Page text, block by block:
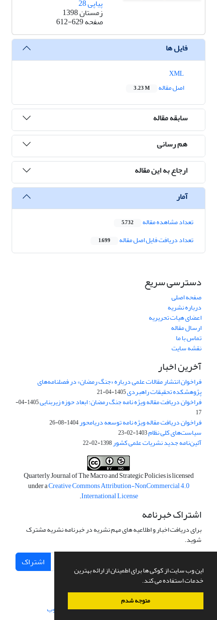
این وب سایت از کوکی ها برای اطمینان از ارائه بهترین
خدمات استفاده می کند.
متوجه شدم
پیاپی 28
زمستان 1398
صفحه612-629
فایل ها
اصل مقاله
3.23 M
سابقه مقاله
هم رسانی
ارجاع به این مقاله
آمار
تعداد مشاهده مقاله 5,732
تعداد دریافت فایل اصل مقاله 1,699
دسترسی سریع
صفحه اصلی
درباره نشریه
اعضای هیات تحریریه
ارسال مقاله
تماس با ما
نقشه سایت
آخرین اخبار
فراخوان انتشار مقالات علمی درباره «جنگ رمضان» در فصلنامه‌های
پژوهشکده تحقیقات راهبردی1405-04-21
فراخوان دریافت مقاله ویژه نامه جنگ رمضان؛ ابعاد حوزه زیربنایی
1405-04-
17
فراخوان دریافت مقاله ویژه نامه توسعه دریامحور1404-08-26
سیاست‌های کلی نظام1403-02-23
آئین‌نامه جدید نشریات علمی کشور1398-02-22
Quarterly Journal of The Macro and Strategic Policies is licensed
under aCreative Commons Attribution-NonCommercial 4.0
International License
.
اشتراک خبرنامه
برای دریافت اخبار و اطلاعیه های مهم نشریه در خبرنامه نشریه مشترک
شوید.
اشتراک
سامانه مدیریت نشریات علمی.طراحی و پیاده سازی از سیناوب